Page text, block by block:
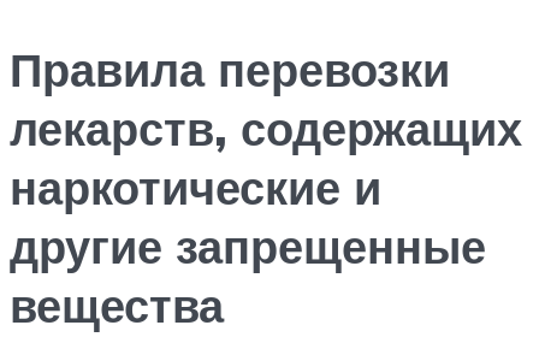
Правила перевозки
лекарств, содержащих
наркотические и
другие запрещенные
вещества